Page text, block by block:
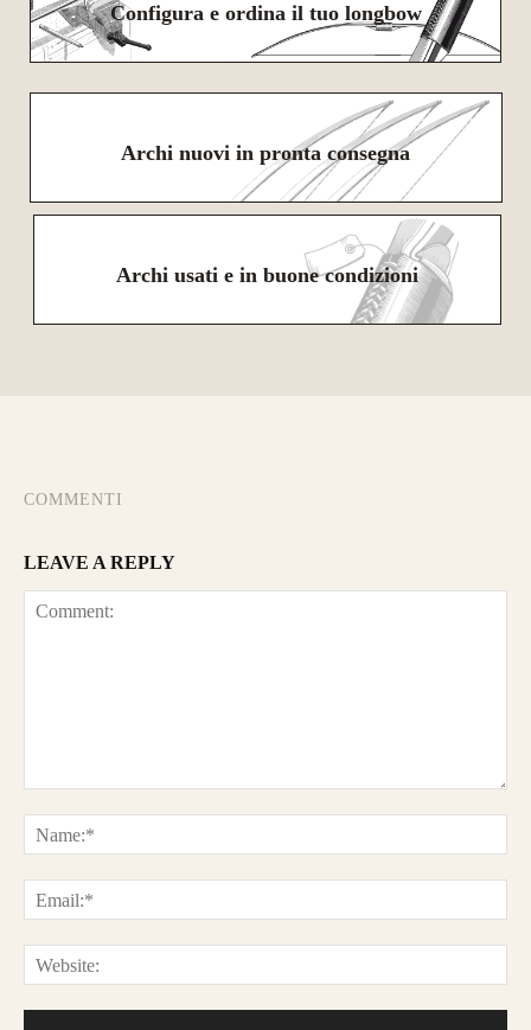
Configura e ordina il tuo longbow
Archi nuovi in pronta consegna
Archi usati e in buone condizioni
COMMENTI
LEAVE A REPLY